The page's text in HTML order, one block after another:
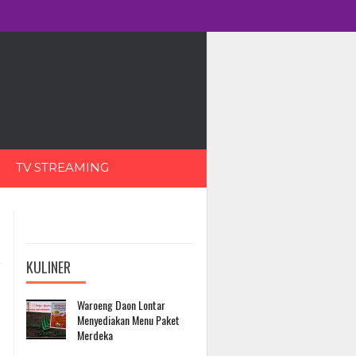
TV STREAMING
KULINER
Waroeng Daon Lontar
Menyediakan Menu Paket
Merdeka